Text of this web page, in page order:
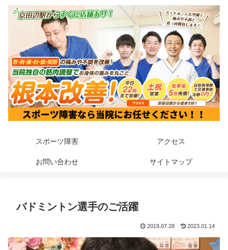
スポーツ障害 アクセス
お問い合わせ サイトマップ
バドミントン選手のご活躍
2019.07.28 2023.01.14